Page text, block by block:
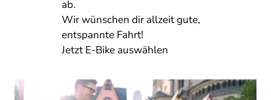
ab.
Wir wünschen dir allzeit gute,
entspannte Fahrt!
Jetzt E-Bike auswählen